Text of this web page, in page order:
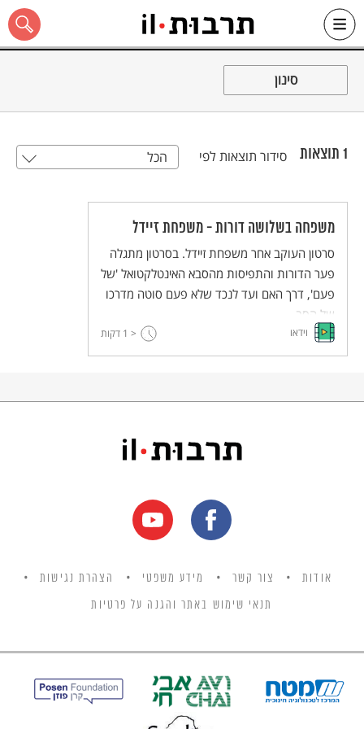
Skip
כל האתר
סינון
1 תוצאות סידור תוצאות לפי הכל
משפחה בשלושה דורות - משפחת זיידל
סרטון העוקב אחר משפחת זיידל. בסרטון מתגלה
פער הדורות והתפיסות מהסבא האינטלקטואל 'של
פעם', דרך האם ועד לנכד שלא פעם סוטה מדרכו
של הסב.
וידאו < 1 דקות
אודות צור קשר מידע משפטי הצהרת נגישות
תנאי שימוש באתר והגנה על פרטיות